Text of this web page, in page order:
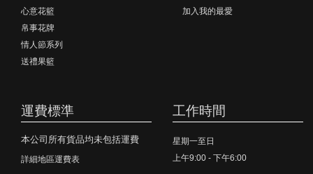
心意花籃
帛事花牌
情人節系列
送禮果籃
加入我的最愛
運費標準
本公司所有貨品均未包括運費
詳細地區運費表
工作時間
星期一至日
上午9:00 - 下午6:00